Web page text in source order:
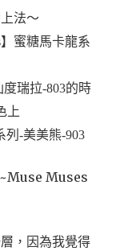
法～
蜜糖馬卡龍系
度瑞拉-803的時
上
列-美美熊-903
，因為我覺得